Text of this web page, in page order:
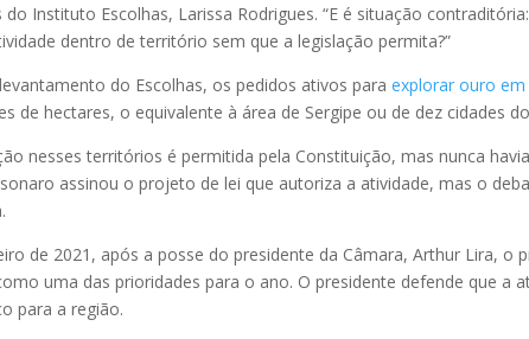
do Instituto Escolhas, Larissa Rodrigues. “E é situação
dentro de território sem que a legislação permita?”
do Escolhas, os pedidos ativos paraexplorar ouro
de hectares, o equivalente à área de Sergipe ou de dez cidades
nesses territórios é permitida pela Constituição, mas nunca
assinou o projeto de lei que autoriza a atividade, mas o
de 2021, após a posse do presidente da Câmara, Arthur Lira, o
uma das prioridades para o ano. O presidente defende que a
para a região.